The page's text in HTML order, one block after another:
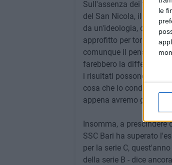
le
Sull'assenza dei tifosi
del San Nicola, il
da un'ideologia, cercano
approfitto per tornare
comunque il pensiero
farebbero la differenza
i risultati possono
cosa che io condanno e
appena avremo
Insomma, a prescindere
SSC Bari ha superato
per la serie C,
della serie B - dice